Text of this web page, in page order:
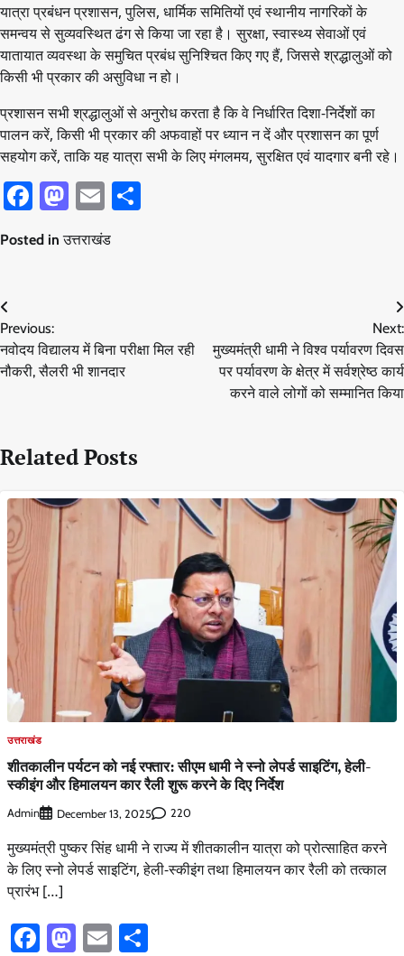
यात्रा प्रबंधन प्रशासन, पुलिस, धार्मिक समितियों एवं स्थानीय नागरिकों के
समन्वय से सुव्यवस्थित ढंग से किया जा रहा है। सुरक्षा, स्वास्थ्य सेवाओं एवं
यातायात व्यवस्था के समुचित प्रबंध सुनिश्चित किए गए हैं, जिससे श्रद्धालुओं को
किसी भी प्रकार की असुविधा न हो।
प्रशासन सभी श्रद्धालुओं से अनुरोध करता है कि वे निर्धारित दिशा-निर्देशों का
पालन करें, किसी भी प्रकार की अफवाहों पर ध्यान न दें और प्रशासन का पूर्ण
सहयोग करें, ताकि यह यात्रा सभी के लिए मंगलमय, सुरक्षित एवं यादगार बनी रहे।
Facebook
Mastodon
Email
Posted inउत्तराखंड
Post
navigation
Previous:
नवोदय विद्यालय में बिना परीक्षा मिल रही
नौकरी, सैलरी भी शानदार
Next:
मुख्यमंत्री धामी ने विश्व पर्यावरण दिवस
पर पर्यावरण के क्षेत्र में सर्वश्रेष्ठ कार्य
करने वाले लोगों को सम्मानित किया
Related Posts
उत्तराखंड
शीतकालीन पर्यटन को नई रफ्तार: सीएम धामी ने स्नो लेपर्ड साइटिंग, हेली-
स्कीइंग और हिमालयन कार रैली शुरू करने के दिए निर्देश
Admin December 13, 2025 220
मुख्यमंत्री पुष्कर सिंह धामी ने राज्य में शीतकालीन यात्रा को प्रोत्साहित करने
के लिए स्नो लेपर्ड साइटिंग, हेली-स्कीइंग तथा हिमालयन कार रैली को तत्काल
प्रारंभ […]
Facebook
Mastodon
Email